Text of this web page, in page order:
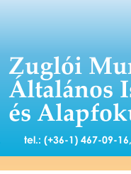
Zuglói
Általános
és
tel.: (+36-1) 467-09-